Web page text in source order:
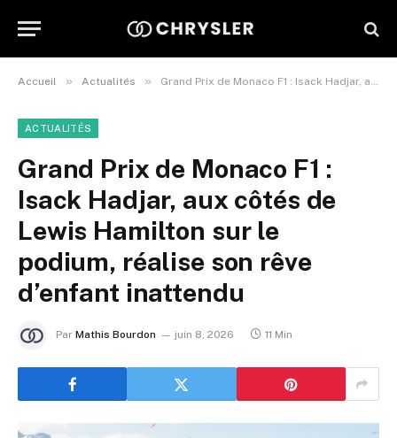
Accueil » Actualités » Grand Prix de Monaco F1 : Isack Hadjar, aux côtés de Lewis Hamilton sur le podium, réalise son rêve d’enfant inattendu
ACTUALITÉS
Grand Prix de Monaco F1 :
Isack Hadjar, aux côtés de
Lewis Hamilton sur le
podium, réalise son rêve
d’enfant inattendu
Par Mathis Bourdon juin 8, 2026 11 Min